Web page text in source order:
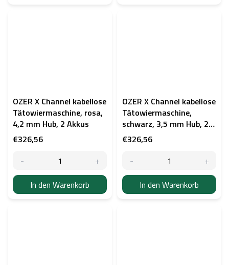
OZER X Channel kabellose
Tätowiermaschine, rosa,
4,2 mm Hub, 2 Akkus
€326,56
In den Warenkorb
OZER X Channel kabellose
Tätowiermaschine,
schwarz, 3,5 mm Hub, 2
Akkus
€326,56
In den Warenkorb